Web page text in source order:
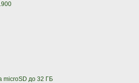
microSD до 32 ГБ